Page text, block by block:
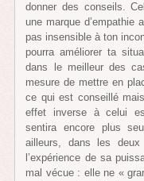
donner des conseils.
une marque d’empathie
pas insensible à ton
pourra améliorer ta
dans le meilleur des
mesure de mettre en
ce qui est conseillé
effet inverse à celui
sentira encore plus
ailleurs, dans les
l’expérience de sa
mal vécue : elle ne «